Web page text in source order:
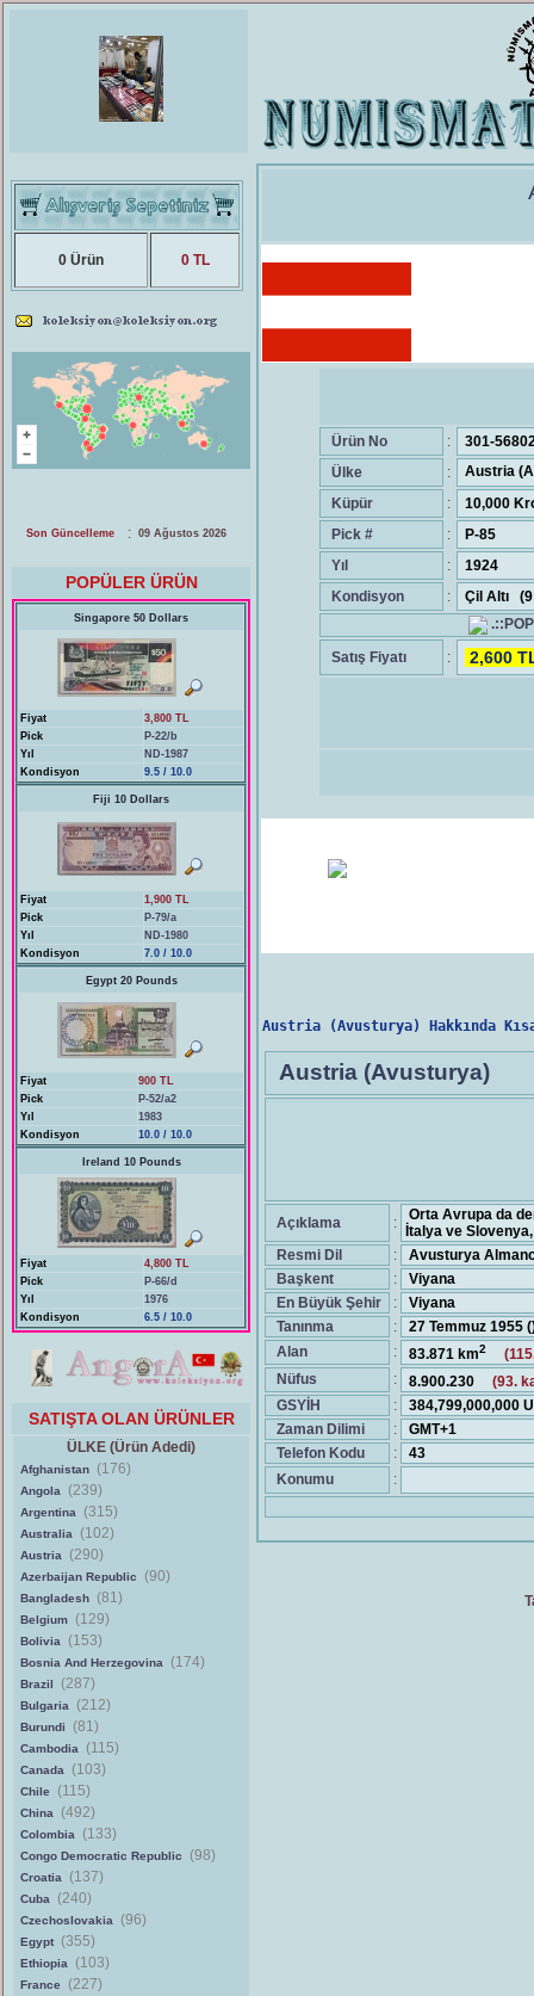
0 Ürün 0 TL
Son Güncelleme : 09 Ağustos 2026
POPÜLER ÜRÜN
Singapore 50 Dollars
Fiyat
3,800 TL
Pick
P-22/b
Yıl
ND-1987
Kondisyon
9.5 / 10.0
Fiji 10 Dollars
Fiyat
1,900 TL
Pick
P-79/a
Yıl
ND-1980
Kondisyon
7.0 / 10.0
Egypt 20 Pounds
Fiyat
900 TL
Pick
P-52/a2
Yıl
1983
Kondisyon
10.0 / 10.0
Ireland 10 Pounds
Fiyat
4,800 TL
Pick
P-66/d
Yıl
1976
Kondisyon
6.5 / 10.0
SATIŞTA OLAN ÜRÜNLER
ÜLKE (Ürün Adedi)
Afghanistan (176)
Angola (239)
Argentina (315)
Australia (102)
Austria (290)
Azerbaijan Republic (90)
Bangladesh (81)
Belgium (129)
Bolivia (153)
Bosnia And Herzegovina (174)
Brazil (287)
Bulgaria (212)
Burundi (81)
Cambodia (115)
Canada (103)
Chile (115)
China (492)
Colombia (133)
Congo Democratic Republic (98)
Croatia (137)
Cuba (240)
Czechoslovakia (96)
Egypt (355)
Ethiopia (103)
France (227)
Ürün No :
301-
Ülke
:
Austria
Küpür
:
10,000
Pick #
:
P-85
Yıl
:
1924
Kondisyon
:
Çil Altı
Satış Fiyatı
: 2,600
Austria (Avusturya) Hakkında
Austria (Avusturya)
Açıklama :
Orta Avrupa da
İtalya ve
Resmi Dil
:
Avusturya
Başkent
:
Viyana
En Büyük Şehir
:
Viyana
Tanınma
:
27 Temmuz 1955
Alan
: 83.871 km2
Nüfus
: 8.900.230 (93.
GSYİH
:
384,799,000,000
Zaman Dilimi
:
GMT+1
Telefon Kodu
:
43
Konumu
: